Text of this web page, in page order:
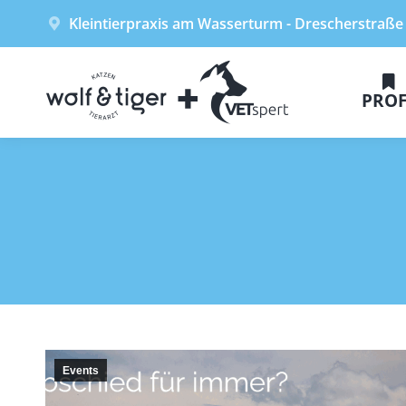
Kleintierpraxis am Wasserturm - Drescherstraße
Events